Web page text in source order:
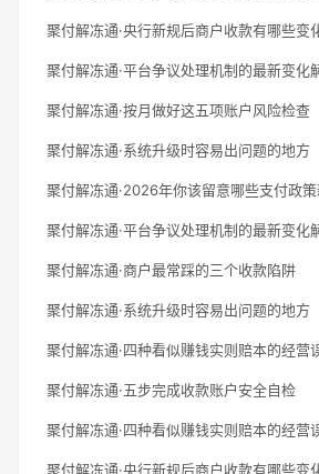
聚付解冻通·央行新规后商户收款有哪些变
聚付解冻通·平台争议处理机制的最新变化
聚付解冻通·按月做好这五项账户风险检查
聚付解冻通·系统升级时容易出问题的地方
聚付解冻通·2026年你该留意哪些支付政
聚付解冻通·平台争议处理机制的最新变化
聚付解冻通·商户最常踩的三个收款陷阱
聚付解冻通·系统升级时容易出问题的地方
聚付解冻通·四种看似赚钱实则赔本的经营
聚付解冻通·五步完成收款账户安全自检
聚付解冻通·四种看似赚钱实则赔本的经营
聚付解冻通·央行新规后商户收款有哪些变